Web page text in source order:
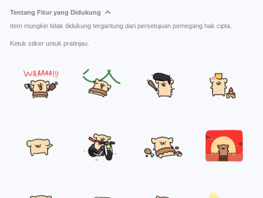
Tentang Fitur yang Didukung
Item mungkin tidak didukung tergantung dari persetujuan pemegang hak cipta.
Ketuk stiker untuk pratinjau.